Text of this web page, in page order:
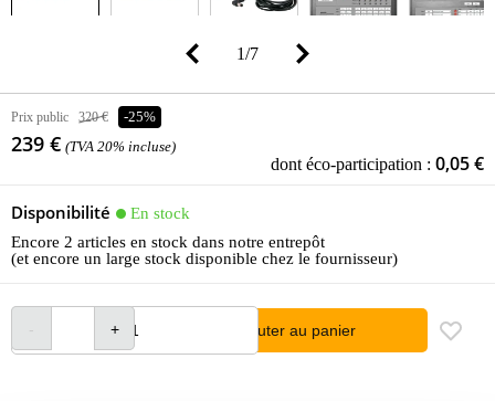
1/7
Prix public 320 € -25%
239 € (TVA 20% incluse)
dont éco-participation : 0,05 €
Disponibilité
En stock
Encore 2 articles en stock dans notre entrepôt
(et encore un large stock disponible chez le fournisseur)
Ajouter au panier